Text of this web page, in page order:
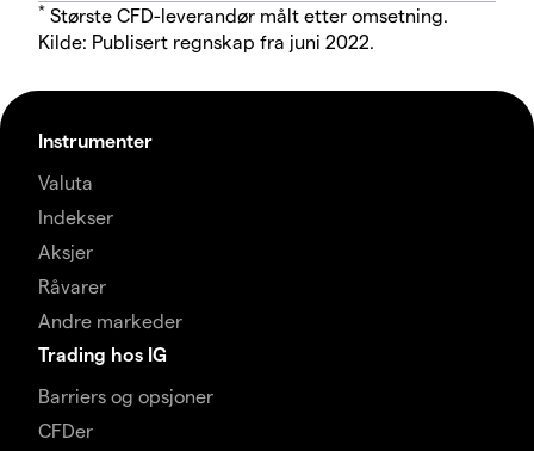
* Største CFD-leverandør målt etter omsetning.
Kilde: Publisert regnskap fra juni 2022.
Instrumenter
Valuta
Indekser
Aksjer
Råvarer
Andre markeder
Trading hos IG
Barriers og opsjoner
CFDer